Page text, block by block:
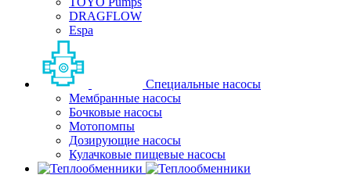
DRAGFLOW
Espa
Специальные насосы
Мембранные насосы
Бочковые насосы
Мотопомпы
Дозирующие насосы
Кулачковые пищевые насосы